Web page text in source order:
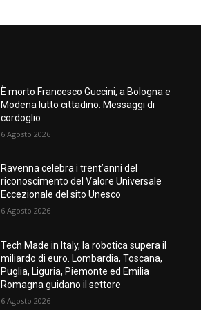
È morto Francesco Guccini, a Bologna e
Modena lutto cittadino. Messaggi di
cordoglio
6 Agosto 2026
Ravenna celebra i trent’anni del
riconoscimento del Valore Universale
Eccezionale del sito Unesco
6 Agosto 2026
Tech Made in Italy, la robotica supera il
miliardo di euro. Lombardia, Toscana,
Puglia, Liguria, Piemonte ed Emilia
Romagna guidano il settore
6 Agosto 2026